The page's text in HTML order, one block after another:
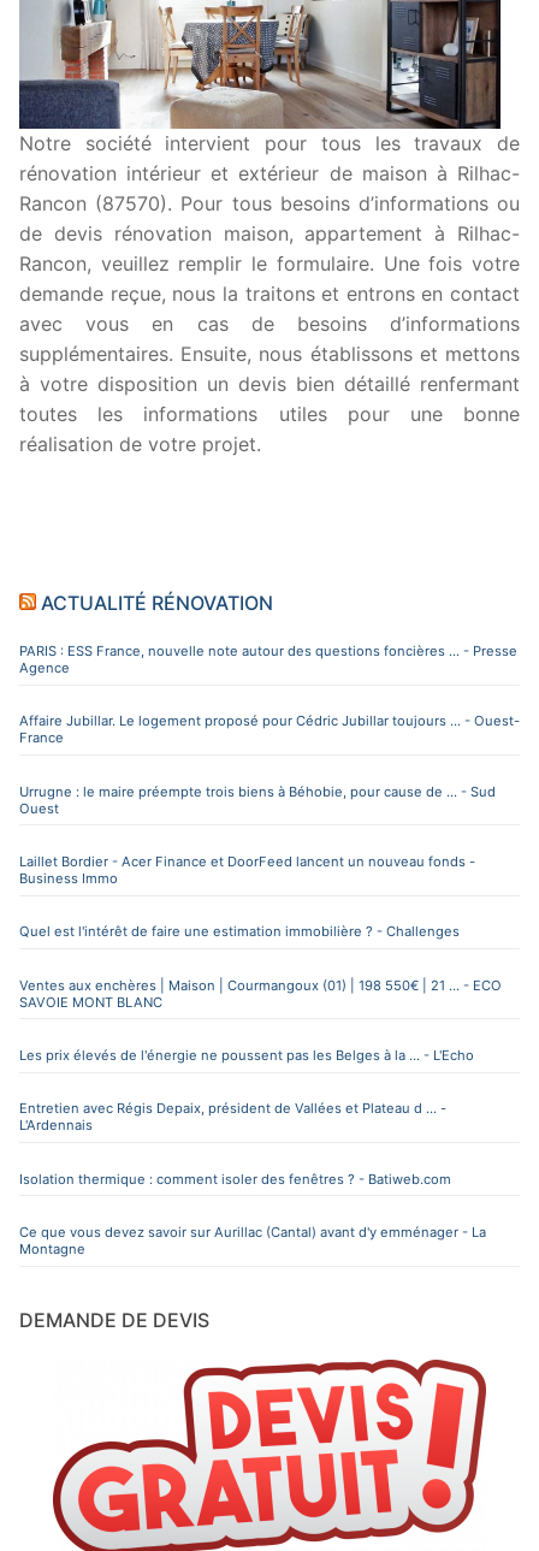
Notre société intervient pour tous les travaux de
rénovation intérieur et extérieur de maison à Rilhac-
Rancon (87570). Pour tous besoins d’informations ou
de devis rénovation maison, appartement à Rilhac-
Rancon, veuillez remplir le formulaire. Une fois votre
demande reçue, nous la traitons et entrons en contact
avec vous en cas de besoins d’informations
supplémentaires. Ensuite, nous établissons et mettons
à votre disposition un devis bien détaillé renfermant
toutes les informations utiles pour une bonne
réalisation de votre projet.
ACTUALITÉ RÉNOVATION
PARIS : ESS France, nouvelle note autour des questions foncières ... - Presse
Agence
Affaire Jubillar. Le logement proposé pour Cédric Jubillar toujours ... - Ouest-
France
Urrugne : le maire préempte trois biens à Béhobie, pour cause de ... - Sud
Ouest
Laillet Bordier - Acer Finance et DoorFeed lancent un nouveau fonds -
Business Immo
Quel est l'intérêt de faire une estimation immobilière ? - Challenges
Ventes aux enchères | Maison | Courmangoux (01) | 198 550€ | 21 ... - ECO
SAVOIE MONT BLANC
Les prix élevés de l'énergie ne poussent pas les Belges à la ... - L'Echo
Entretien avec Régis Depaix, président de Vallées et Plateau d ... -
L'Ardennais
Isolation thermique : comment isoler des fenêtres ? - Batiweb.com
Ce que vous devez savoir sur Aurillac (Cantal) avant d'y emménager - La
Montagne
DEMANDE DE DEVIS